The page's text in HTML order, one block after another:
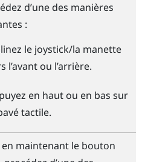
d’une des manières
:
le joystick/la manette
l’avant ou l’arrière.
en haut ou en bas sur
tactile.
en maintenant le bouton